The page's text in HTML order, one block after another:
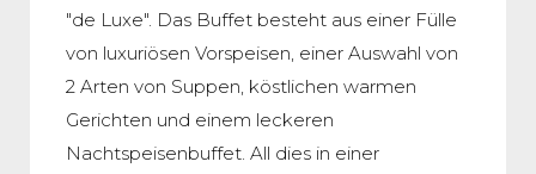
"de Luxe". Das Buffet besteht aus einer Fülle
von luxuriösen Vorspeisen, einer Auswahl von
2 Arten von Suppen, köstlichen warmen
Gerichten und einem leckeren
Nachtspeisenbuffet. All dies in einer